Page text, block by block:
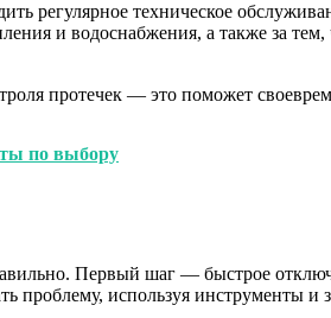
регулярное техническое
и водоснабжения, а также за
протечек — это поможет
по выбору
Первый шаг — быстрое
используя инструменты